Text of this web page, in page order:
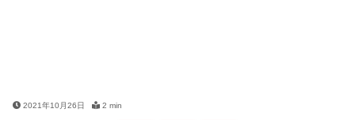
2021年10月26日 2 min